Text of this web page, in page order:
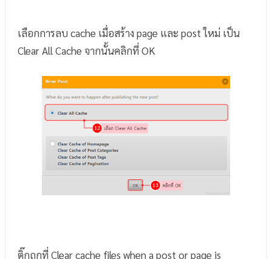
เลือกการลบ cache เมื่อสร้าง page และ post ใหม่ เป็น
Clear All Cache จากนั้นคลิกที่ OK
ติ๊กถูกที่ Clear cache files when a post or page is